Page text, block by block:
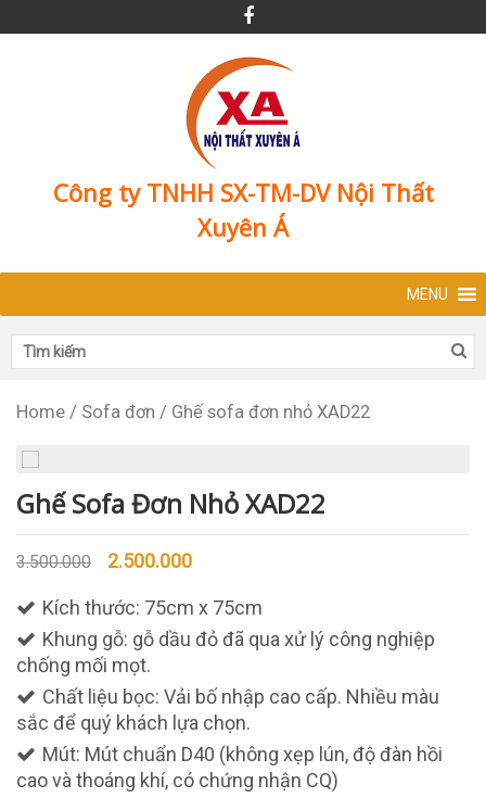
Công ty TNHH SX-TM-DV Nội Thất
Xuyên Á
MENU
Home / Sofa đơn / Ghế sofa đơn nhỏ XAD22
Ghế Sofa Đơn Nhỏ XAD22
3.500.000 2.500.000
Kích thước: 75cm x 75cm
Khung gỗ: gỗ dầu đỏ đã qua xử lý công nghiệp
chống mối mọt.
Chất liệu bọc: Vải bố nhập cao cấp. Nhiều màu
sắc để quý khách lựa chọn.
Mút: Mút chuẩn D40 (không xẹp lún, độ đàn hồi
cao và thoáng khí, có chứng nhận CQ)